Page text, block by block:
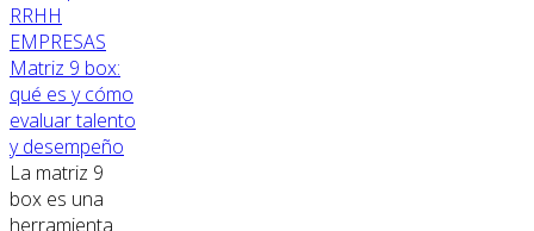
RRHH
EMPRESAS
Matriz 9 box:
qué es y cómo
evaluar talento
y desempeño
La matriz 9
box es una
herramienta